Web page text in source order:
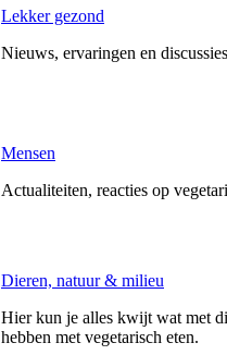
Lekker gezond
Nieuws, ervaringen en
Mensen
Actualiteiten, reacties op
Dieren, natuur & milieu
Hier kun je alles kwijt wat met
hebben met vegetarisch eten.